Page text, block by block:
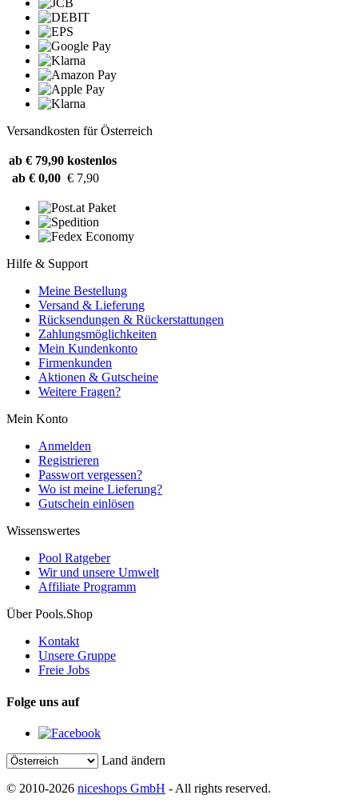
Versandkosten für Österreich
ab € 79,90 kostenlos
ab € 0,00 € 7,90
Hilfe & Support
Meine Bestellung
Versand & Lieferung
Rücksendungen & Rückerstattungen
Zahlungsmöglichkeiten
Mein Kundenkonto
Firmenkunden
Aktionen & Gutscheine
Weitere Fragen?
Mein Konto
Anmelden
Registrieren
Passwort vergessen?
Wo ist meine Lieferung?
Gutschein einlösen
Wissenswertes
Pool Ratgeber
Wir und unsere Umwelt
Affiliate Programm
Über Pools.Shop
Kontakt
Unsere Gruppe
Freie Jobs
Folge uns auf
Land ändern
© 2010-2026 niceshops GmbH - All rights reserved.